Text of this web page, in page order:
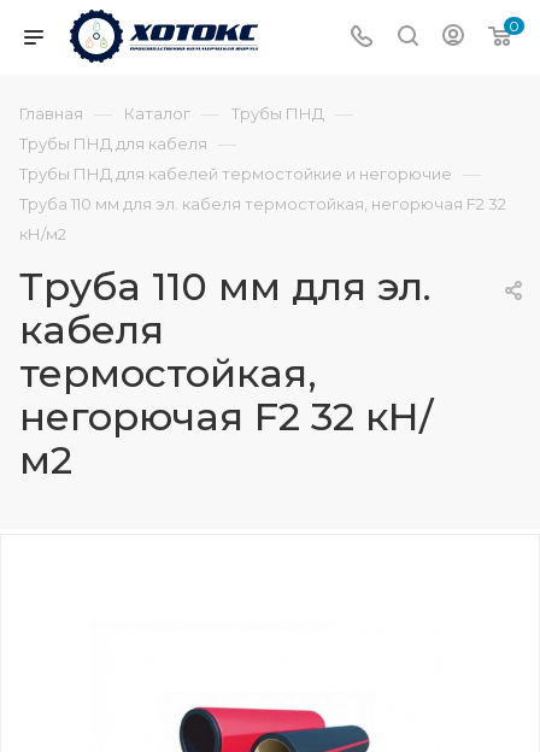
0
Главная — Каталог — Трубы ПНД —
Трубы ПНД для кабеля —
Трубы ПНД для кабелей термостойкие и негорючие —
Труба 110 мм для эл. кабеля термостойкая, негорючая F2 32
кН/м2
Труба 110 мм для эл.
кабеля
термостойкая,
негорючая F2 32 кН/
м2